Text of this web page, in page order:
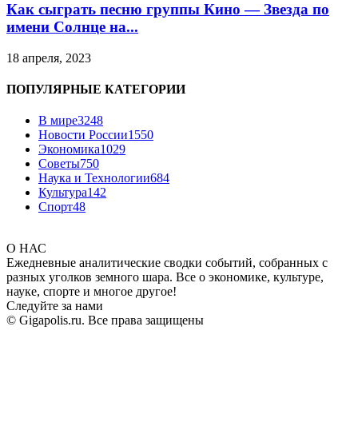
Как сыграть песню группы Кино — Звезда по
имени Солнце на...
18 апреля, 2023
ПОПУЛЯРНЫЕ КАТЕГОРИИ
В мире3248
Новости России1550
Экономика1029
Советы750
Наука и Технологии684
Культура142
Спорт48
О НАС
Ежедневные аналитические сводки событий, собранных с
разных уголков земного шара. Все о экономике, культуре,
науке, спорте и многое другое!
Следуйте за нами
© Gigapolis.ru. Все права защищены